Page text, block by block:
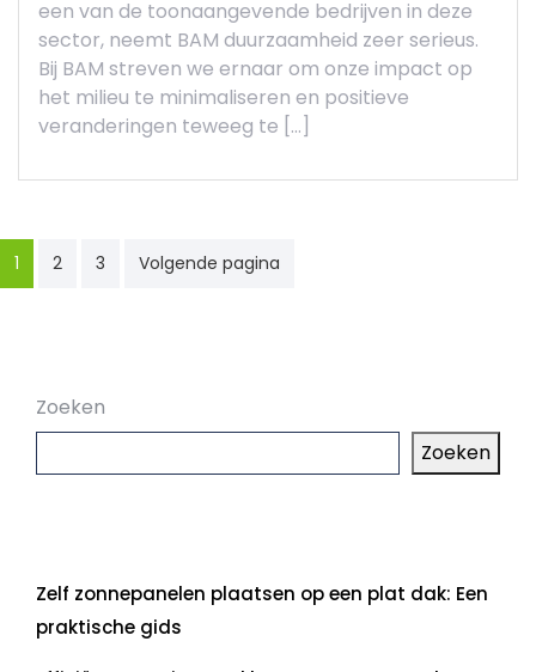
een van de toonaangevende bedrijven in deze
sector, neemt BAM duurzaamheid zeer serieus.
Bij BAM streven we ernaar om onze impact op
het milieu te minimaliseren en positieve
veranderingen teweeg te […]
Berichten
paginering
1 2 3 Volgende pagina
Zoeken
Zoeken
Zelf zonnepanelen plaatsen op een plat dak: Een
praktische gids